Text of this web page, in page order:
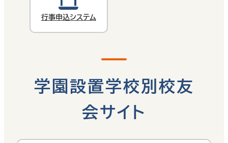
行事申込システム
学園設置学校別校友
会サイト